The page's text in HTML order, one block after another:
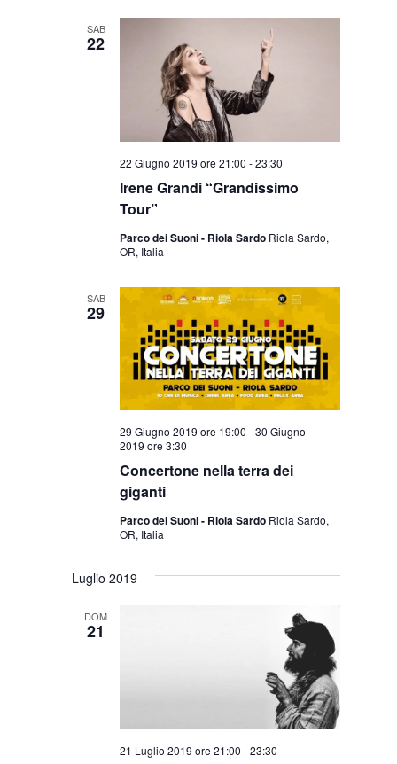
SAB
22
Irene Grandi “Grandissimo
Tour”
22 Giugno 2019 ore 21:00 -23:30
Parco dei Suoni - Riola Sardo Riola Sardo,
OR, Italia
SAB
29
Concertone nella terra dei
giganti
29 Giugno 2019 ore 19:00 -30 Giugno
2019 ore 3:30
Parco dei Suoni - Riola Sardo Riola Sardo,
OR, Italia
Luglio 2019
DOM
21
21 Luglio 2019 ore 21:00 -23:30